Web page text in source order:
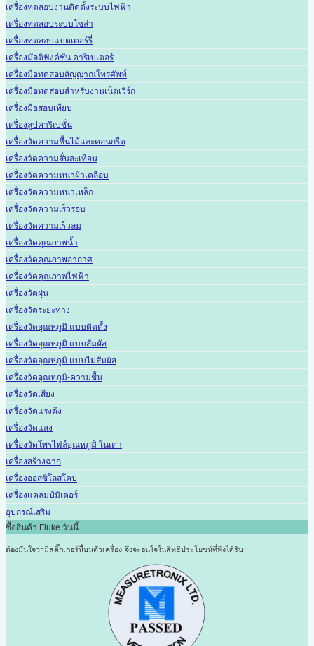
เครื่องทดสอบงานติดตั้งระบบไฟฟ้า
เครื่องทดสอบระบบโซล่า
เครื่องทดสอบแบตเตอร์รี่
เครื่องมัลติฟังค์ชั่น คาริเบเตอร์
เครื่องมือทดสอบสัญญาณโทรศัพท์
เครื่องมือทดสอบสำหรับงานเน็ตเวิร์ก
เครื่องมือสอบเทียบ
เครื่องลูปคาริเบชั่น
เครื่องวัดความชื้นไม้และคอนกรีต
เครื่องวัดความสั่นสะเทือน
เครื่องวัดความหนาผิวเคลือบ
เครื่องวัดความหนาเหล็ก
เครื่องวัดความเร็วรอบ
เครื่องวัดความเร็วลม
เครื่องวัดคุณภาพน้ำ
เครื่องวัดคุณภาพอากาศ
เครื่องวัดคุณภาพไฟฟ้า
เครื่องวัดฝุ่น
เครื่องวัดระยะทาง
เครื่องวัดอุณหภูมิ แบบติดตั้ง
เครื่องวัดอุณหภูมิ แบบสัมผัส
เครื่องวัดอุณหภูมิ แบบไม่สัมผัส
เครื่องวัดอุณหภูมิ-ความชื้น
เครื่องวัดเสียง
เครื่องวัดแรงดึง
เครื่องวัดแสง
เครื่องวัดโพรไฟล์อุณหภูมิ ในเตา
เครื่องสร้างฉาก
เครื่องออสซิโลสโคป
เครื่องแคลมป์มิเตอร์
อุปกรณ์เสริม
ซื้อสินค้า Fluke วันนี้
ต้องมั่นใจว่ามีสติ๊กเกอร์นี้บนตัวเครื่อง จึงจะอุ่นใจในสิทธิประโยชน์ที่พึงได้รับ